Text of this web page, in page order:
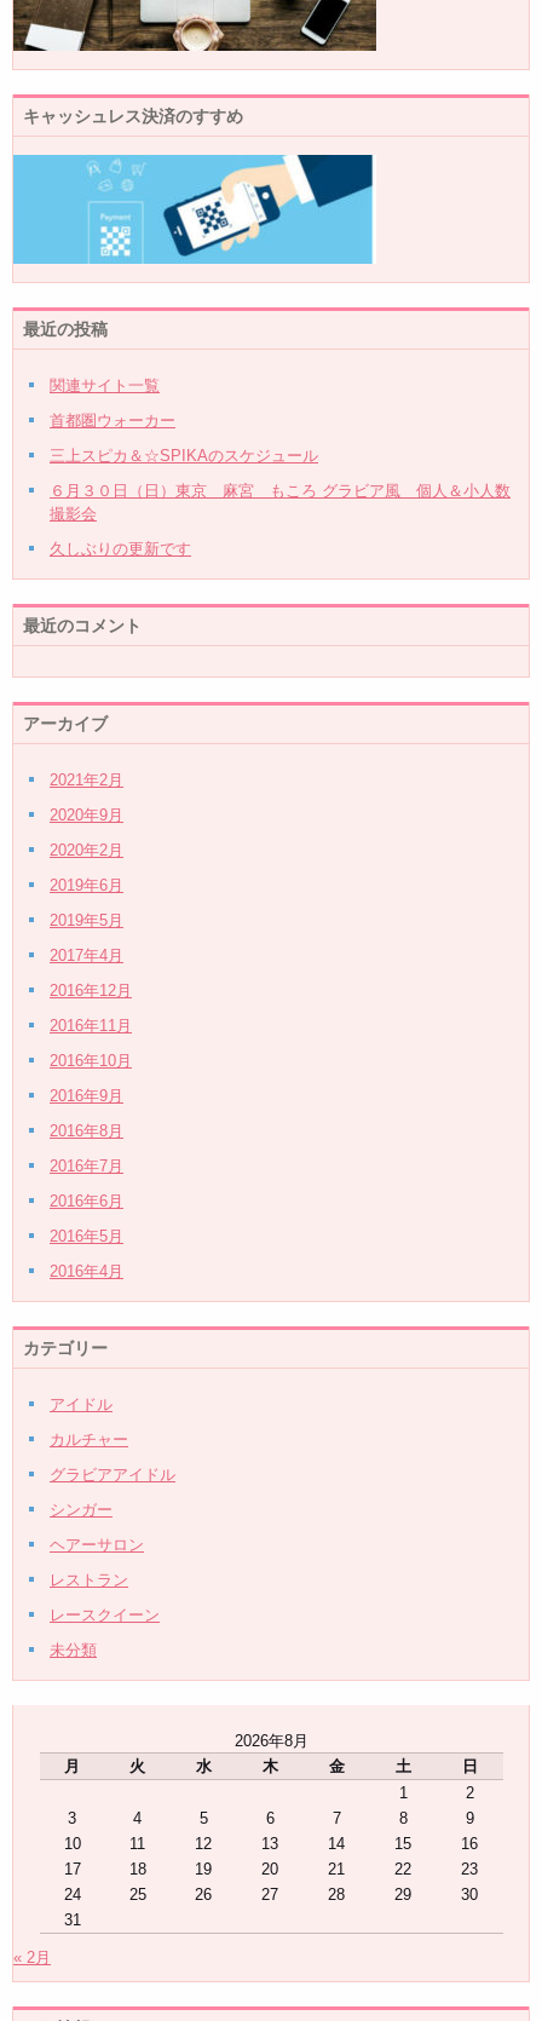
キャッシュレス決済のすすめ
最近の投稿
関連サイト一覧
首都圏ウォーカー
三上スピカ＆☆SPIKAのスケジュール
６月３０日（日）東京 麻宮 もころ グラビア風 個人＆小人数
撮影会
久しぶりの更新です
最近のコメント
アーカイブ
2021年2月
2020年9月
2020年2月
2019年6月
2019年5月
2017年4月
2016年12月
2016年11月
2016年10月
2016年9月
2016年8月
2016年7月
2016年6月
2016年5月
2016年4月
カテゴリー
アイドル
カルチャー
グラビアアイドル
シンガー
ヘアーサロン
レストラン
レースクイーン
未分類
2026年8月
月
火 水 木 金 土
日
1
2
3
4 5 6 7 8
9
10
11 12 13 14 15
16
17
18 19 20 21 22
23
24
25 26 27 28 29
30
31
« 2月